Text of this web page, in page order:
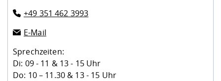
+49 351 462 3993
E-Mail
Sprechzeiten:
Di: 09 - 11 & 13 - 15 Uhr
Do: 10 – 11.30 & 13 - 15 Uhr